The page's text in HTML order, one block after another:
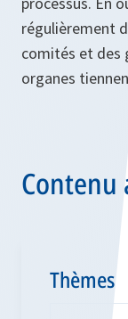
régulièrement
comités et des
organes
Contenu
Thèmes